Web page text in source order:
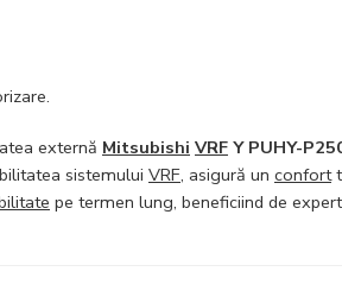
externă Mitsubishi VRF Y PUHY-
sistemului VRF, asigură un confort
pe termen lung, beneficiind de